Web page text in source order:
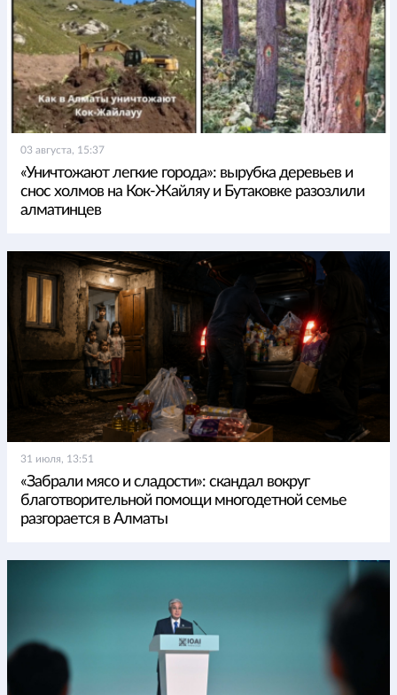
03 августа, 15:37
«Уничтожают легкие города»: вырубка деревьев и
снос холмов на Кок-Жайляу и Бутаковке разозлили
алматинцев
31 июля, 13:51
«Забрали мясо и сладости»: скандал вокруг
благотворительной помощи многодетной семье
разгорается в Алматы